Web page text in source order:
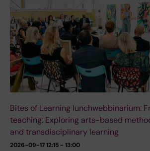
Bites of Learning lunchwebbinarium:
teaching: Exploring arts-based
and transdisciplinary learning
2026-09-1712:15 - 13:00